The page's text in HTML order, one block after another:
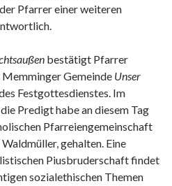
Pfarrer einer weiteren
bestätigt Pfarrer
Gemeinde Unser
Festgottesdienstes. Im
Predigt habe an diesem Tag
Pfarreiengemeinschaft
gehalten. Eine
Piusbruderschaft findet
sozialethischen Themen